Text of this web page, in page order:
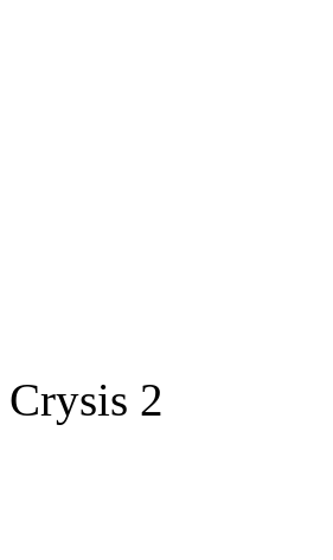
Crysis 2